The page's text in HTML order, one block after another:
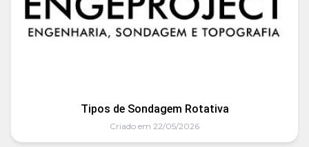
Tipos de Sondagem Rotativa
Criado em 22/05/2026